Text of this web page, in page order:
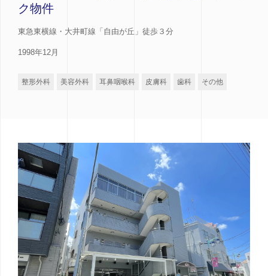
ク物件
東急東横線・大井町線「自由が丘」徒歩３分
1998年12月
整形外科 美容外科 耳鼻咽喉科 皮膚科 歯科 その他